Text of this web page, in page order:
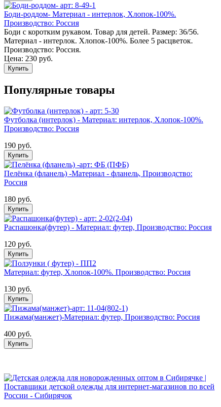
Боди-роддом- Материал - интерлок, Хлопок-100%.
Производство: Россия
Боди с коротким рукавом. Товар для детей. Размер: 36/56.
Материал - интерлок. Хлопок-100%. Более 5 расцветок.
Производство: Россия.
Цена: 230 руб.
Купить
Популярные товары
Футболка (интерлок) - Материал: интерлок, Хлопок-100%.
Производство: Россия
190 руб.
Купить
Пелёнка (фланель) -Материал - фланель, Производство:
Россия
180 руб.
Купить
Распашонка(футер) - Материал: футер, Производство: Россия
120 руб.
Купить
Материал: футер, Хлопок-100%. Производство: Россия
130 руб.
Купить
Пижама(манжет)-Материал: футер, Производство: Россия
400 руб.
Купить